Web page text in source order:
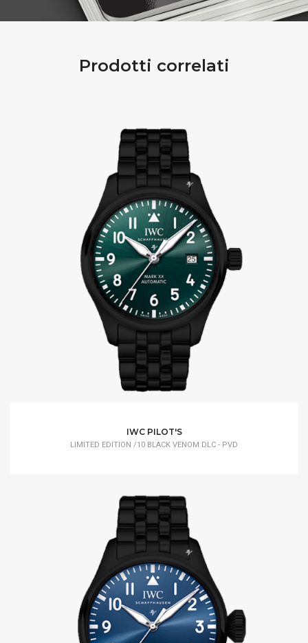
Prodotti correlati
IWC PILOT'S
LIMITED EDITION /10 BLACK VENOM DLC - PVD